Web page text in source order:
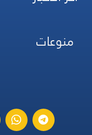
منوعات